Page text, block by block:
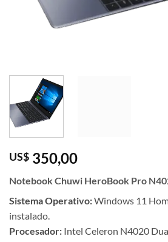
US$ 350,00
Notebook Chuwi HeroBook Pro
Sistema Operativo:Windows 11
instalado.
Procesador: Intel Celeron N4020